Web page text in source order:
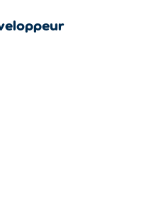
les téléphones et les